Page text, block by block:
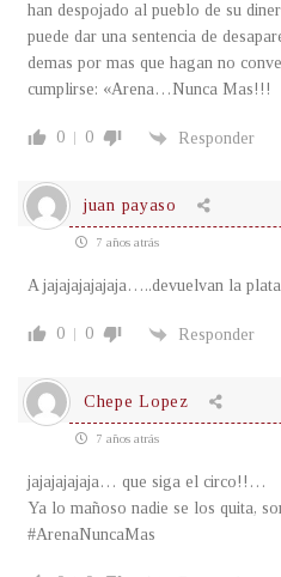
han despojado al pueblo de su
puede dar una sentencia de
demas por mas que hagan no
cumplirse: «Arena…Nunca Mas!!!
0 0 Responder
juan payaso
7 años atrás
A jajajajajajaja…..devuelvan la
0 0 Responder
Chepe Lopez
7 años atrás
jajajajajaja… que siga el circo!!…
Ya lo mañoso nadie se los quita,
#ArenaNuncaMas